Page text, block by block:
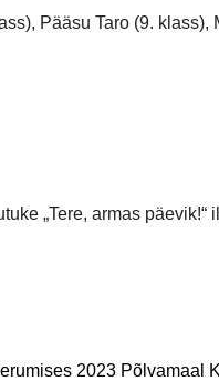
Pääsu Taro (9.
„Tere, armas
2023 Põlvamaal